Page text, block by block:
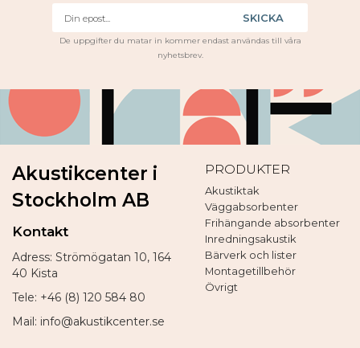
SKICKA
De uppgifter du matar in kommer endast användas till våra
nyhetsbrev.
Akustikcenter i
Stockholm AB
Kontakt
Adress: Strömögatan 10, 164
40 Kista
Tele: +46 (8) 120 584 80
Mail: info@akustikcenter.se
PRODUKTER
Akustiktak
Väggabsorbenter
Frihängande absorbenter
Inredningsakustik
Bärverk och lister
Montagetillbehör
Övrigt